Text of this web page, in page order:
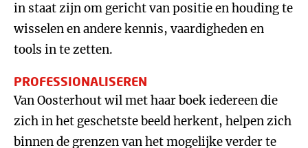
in staat zijn om gericht van positie en houding te
wisselen en andere kennis, vaardigheden en
tools in te zetten.
PROFESSIONALISEREN
Van Oosterhout wil met haar boek iedereen die
zich in het geschetste beeld herkent, helpen zich
binnen de grenzen van het mogelijke verder te